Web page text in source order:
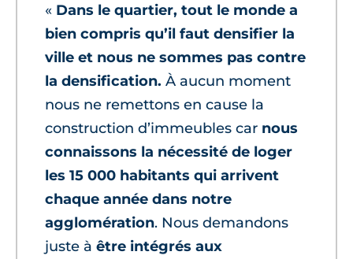
« Dans le quartier, tout le monde a
bien compris qu’il faut densifier la
ville et nous ne sommes pas contre
la densification. À aucun moment
nous ne remettons en cause la
construction d’immeubles car nous
connaissons la nécessité de loger
les 15 000 habitants qui arrivent
chaque année dans notre
agglomération. Nous demandons
juste à être intégrés aux